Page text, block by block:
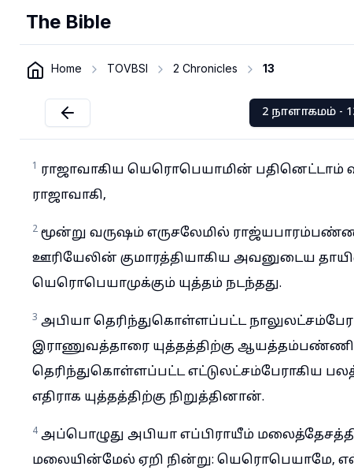
The Bible
Home TOVBSI 2 Chronicles 13
2 நாளாகமம் -
1 ராஜாவாகிய யெரொபெயாமின் பதினெட்டாம்
ராஜாவாகி,
2 மூன்று வருஷம் எருசலேமில்
ஊரியேலின் குமாரத்தியாகிய அவனுடைய
யெரொபெயாமுக்கும் யுத்தம் நடந்தது.
3 அபியா தெரிந்துகொள்ளப்பட்ட
இராணுவத்தாரை யுத்தத்திற்கு
தெரிந்துகொள்ளப்பட்ட எட்டுலட்சம்பேராகிய
எதிராக யுத்தத்திற்கு நிறுத்தினான்.
4 அப்பொழுது அபியா எப்பிராயீம்
மலையின்மேல் ஏறி நின்று: யெரொபெயாமே,